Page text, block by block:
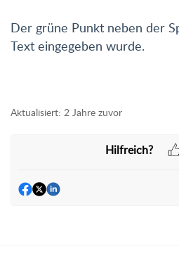
Der grüne Punkt neben der
Text eingegeben wurde.
Aktualisiert: 2 Jahre zuvor
Hilfreich?